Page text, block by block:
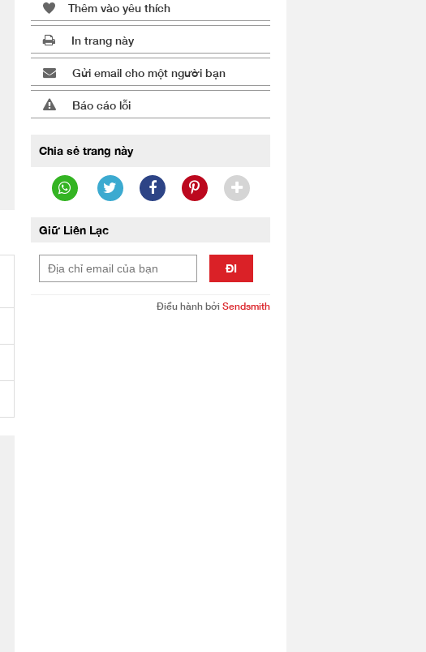
Thêm vào yêu thích
In trang này
Gửi email cho một người bạn
Báo cáo lỗi
Chia sẻ trang này
Giữ Liên Lạc
ĐI
Điều hành bởi Sendsmith